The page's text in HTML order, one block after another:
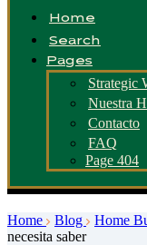
Home
Search
Pages
Strategic
Nuestra
Contacto
FAQ
Page 404
Home Blog Home
necesita saber